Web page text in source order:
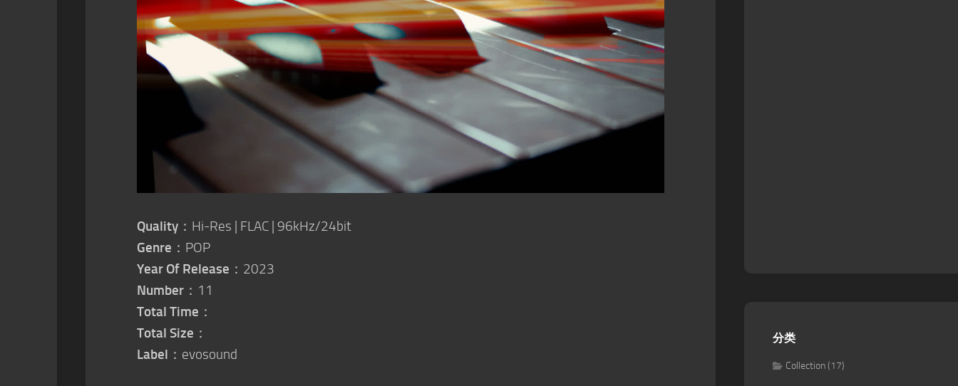
Quality ：Hi-Res | FLAC | 96kHz/24bit
Genre ：POP
Year Of Release ：2023
Number ：11
Total Time ：
Total Size ：
Label ：evosound
分类
Collection(17)